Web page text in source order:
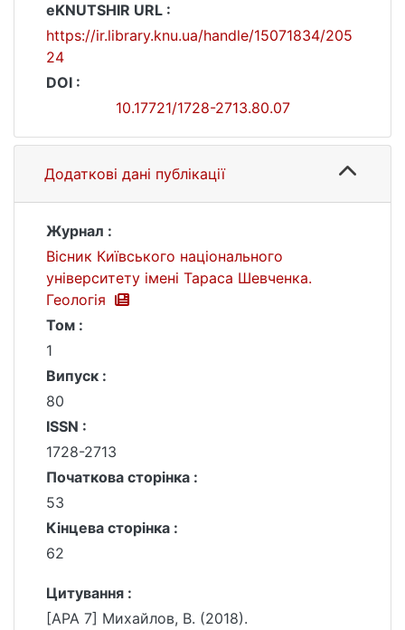
eKNUTSHIR URL :
https://ir.library.knu.ua/handle/15071834/205
24
DOI :
10.17721/1728-2713.80.07
Додаткові дані публікації
Журнал :
Вісник Київського національного
університету імені Тараса Шевченка.
Геологія
Том :
1
Випуск :
80
ISSN :
1728-2713
Початкова сторінка :
53
Кінцева сторінка :
62
Цитування :
[APA 7] Михайлов, В. (2018).